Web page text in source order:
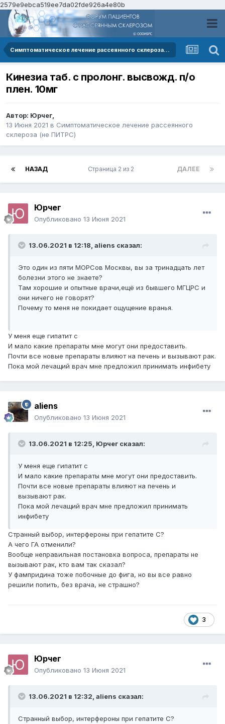
2579e9ebca519ee7da02fde926a4e80b
Симптоматическое лечение рассеянного склероза (не ПИТРС)
Кинезиа таб. с пролонг. высвожд. п/о
плен. 10мг
Автор: Юрчег,
13 Июня 2021 в Симптоматическое лечение рассеянного
склероза (не ПИТРС)
НАЗАД ДАЛЕЕ
Страница 2 из 2
Юрчег
Опубликовано 13 Июня 2021
13.06.2021 в 12:18, aliens сказал:
Это один из пяти МОРСов Москвы, вы за тринадцать лет
болезни этого не знаете?
Там хорошие и опытные врачи,ещё из бывшего МГЦРС и
они ничего не говорят?
Почему то меня не покидает ощущение вранья.
У меня еще гипатит с
И мало какие препараты мне могут они предоставить.
Почти все новые препараты влияют на печень и вызывают рак.
Пока мой лечащий врач мне предложил принимать инфибету
aliens
Опубликовано 13 Июня 2021
13.06.2021 в 12:25, Юрчег сказал:
У меня еще гипатит с
И мало какие препараты мне могут они предоставить.
Почти все новые препараты влияют на печень и
вызывают рак.
Пока мой лечащий врач мне предложил принимать
инфибету
Странный выбор, интерфероны при гепатите С?
А чего ГА отменили?
Вообще неправильная постановка вопроса, препараты не
вызывают рак, кто вам так сказал?
У фампридина тоже побочные до фига, но вы все равно
решили попить, без врача, не страшно?
3
Юрчег
Опубликовано 13 Июня 2021
13.06.2021 в 12:32, aliens сказал:
Странный выбор, интерфероны при гепатите С?